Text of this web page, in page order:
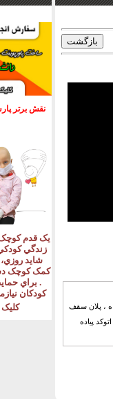
نقش برتر
يک قدم
زندگي
شايد
کمک کوچک
. براي
کودکان
کليک
، برش ، پلان نعل درگاه ، پلان سقف
پیاده